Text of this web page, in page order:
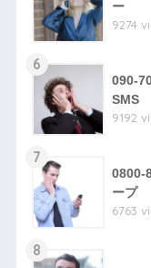
ー
9274
6
090-
SMS
9192
7
0800-
ープ
6763
8